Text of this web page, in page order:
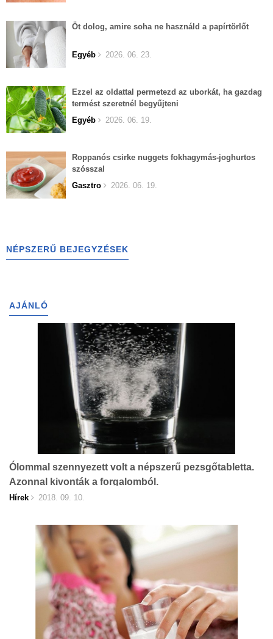
Öt dolog, amire soha ne használd a papírtörlőt
Egyéb 2026. 06. 23.
Ezzel az oldattal permetezd az uborkát, ha gazdag
termést szeretnél begyűjteni
Egyéb
2026. 06. 19.
Roppanós csirke nuggets fokhagymás-joghurtos
szósszal
Gasztro
2026. 06. 19.
NÉPSZERŰ BEJEGYZÉSEK
AJÁNLÓ
Ólommal szennyezett volt a népszerű pezsgőtabletta.
Azonnal kivonták a forgalomból.
Hírek 2018. 09. 10.